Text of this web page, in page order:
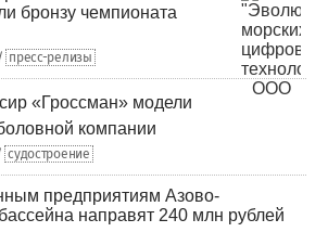
бронзу чемпионата
/ пресс-релизы
«Гроссман» модели
компании
судостроение
предприятиям Азово-
направят 240 млн рублей